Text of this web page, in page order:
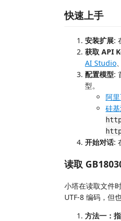
快速上手
安装扩展:
获取 API
AI Studio
配置模型:
型。
阿
硅
开始对话:
读取
小塔在读取文件
UTF-8 编码，但
方法一：